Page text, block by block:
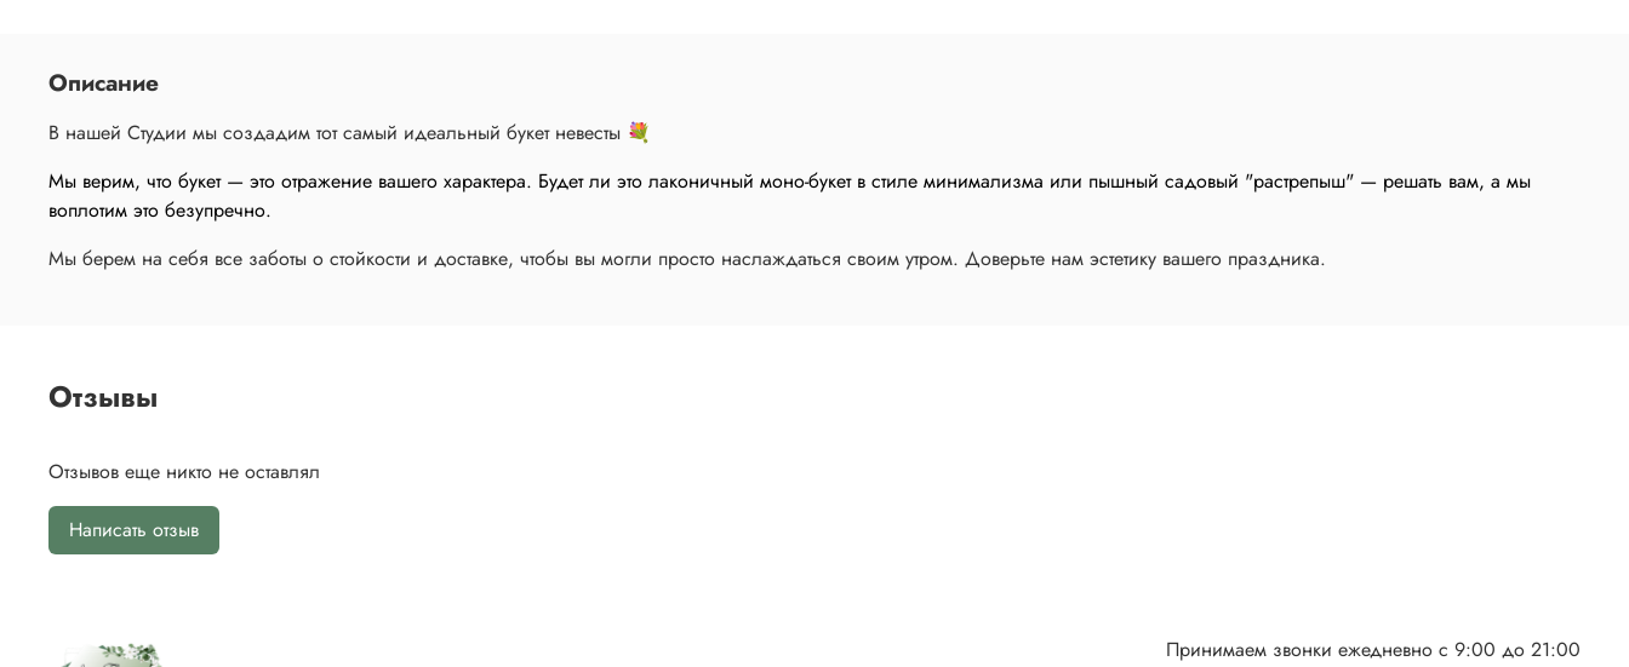
Описание
В нашей Студии мы создадим тот самый идеальный букет невесты 💐
Мы верим, что букет — это отражение вашего характера. Будет ли это лаконичный моно-букет в стиле минимализма или пышный садовый "растрепыш" — решать вам, а мы
воплотим это безупречно.
Мы берем на себя все заботы о стойкости и доставке, чтобы вы могли просто наслаждаться своим утром. Доверьте нам эстетику вашего праздника.
Отзывы
Отзывов еще никто не оставлял
Написать отзыв
Принимаем звонки ежедневно с 9:00 до 21:00